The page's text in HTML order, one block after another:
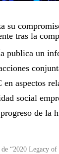
su
tras la
publica un
aspectos
social
de la
“2020 Legacy